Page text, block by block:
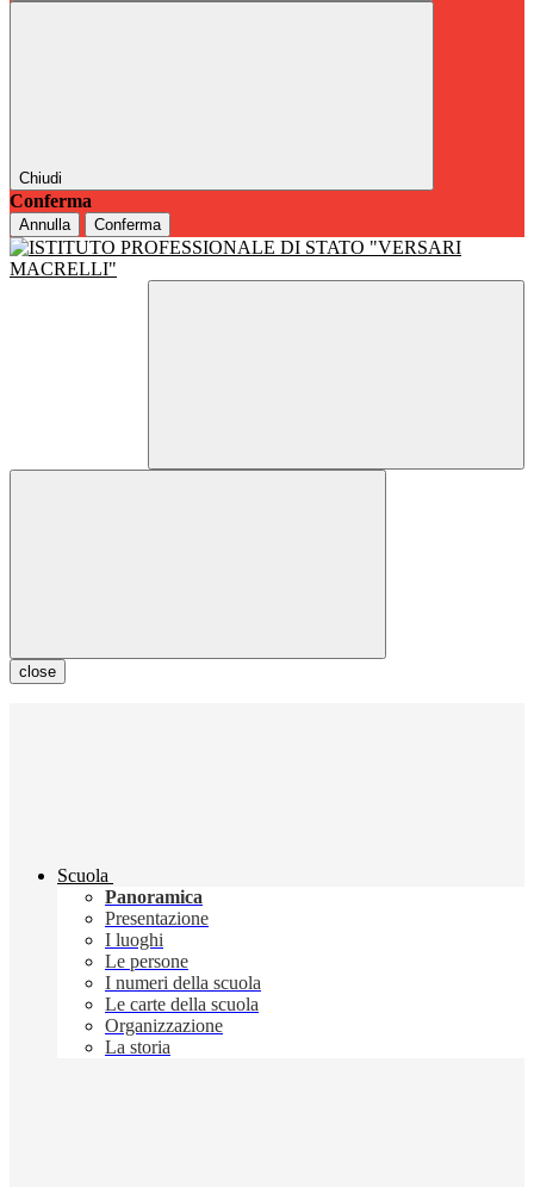
Chiudi
Conferma
Annulla Conferma
close
Scuola
Panoramica
Presentazione
I luoghi
Le persone
I numeri della scuola
Le carte della scuola
Organizzazione
La storia